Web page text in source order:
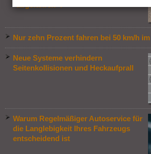
Nur zehn Prozent fahren bei 50 km/h
Neue Systeme verhindern
Seitenkollisionen und Heckaufprall
Warum Regelmäßiger Autoservice für
die Langlebigkeit Ihres Fahrzeugs
entscheidend ist